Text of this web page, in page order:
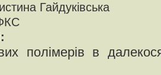
Гайдуківська
полімерів в